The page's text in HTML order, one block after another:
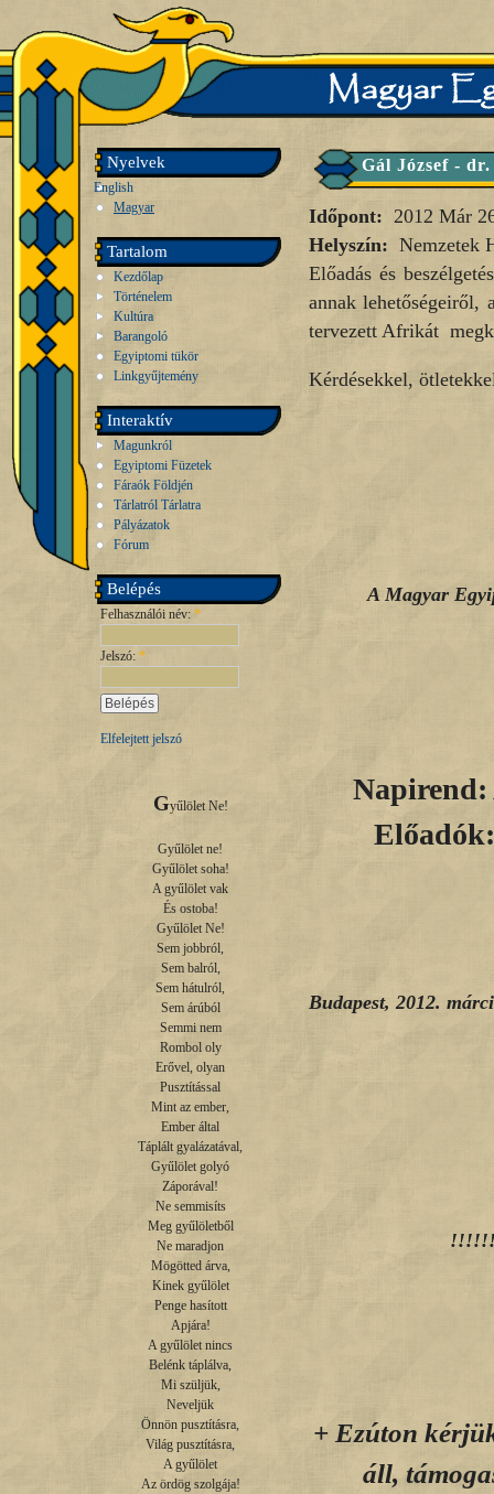
Nyelvek
English
Magyar
Tartalom
Kezdőlap
Történelem
Kultúra
Barangoló
Egyiptomi tükör
Linkgyűjtemény
Interaktív
Magunkról
Egyiptomi Füzetek
Fáraók Földjén
Tárlatról Tárlatra
Pályázatok
Fórum
Belépés
Felhasználói név: *
Jelszó: *
Elfelejtett jelszó
Gyűlölet Ne!
Gyűlölet ne!
Gyűlölet soha!
A gyűlölet vak
És ostoba!
Gyűlölet Ne!
Sem jobbról,
Sem balról,
Sem hátulról,
Sem árúból
Semmi nem
Rombol oly
Erővel, olyan
Pusztítással
Mint az ember,
Ember által
Táplált gyalázatával,
Gyűlölet golyó
Záporával!
Ne semmisíts
Meg gyűlöletből
Ne maradjon
Mögötted árva,
Kinek gyűlölet
Penge hasított
Apjára!
A gyűlölet nincs
Belénk táplálva,
Mi szüljük,
Neveljük
Önnön pusztításra,
Világ pusztításra,
A gyűlölet
Az ördög szolgája!
Gál József -
Időpont: 2012 Már
Helyszín: Nemzetek
Előadás és
annak lehetőségeiről,
tervezett Afrikát
Kérdésekkel,
A Magyar
Napirend:
Budapest, 2012.
+ Ezúton
áll,